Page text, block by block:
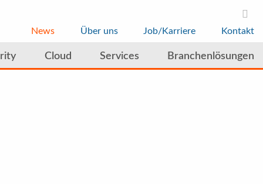
Cloud Services Branchenlösungen
News Über uns Job/Karriere Kontakt